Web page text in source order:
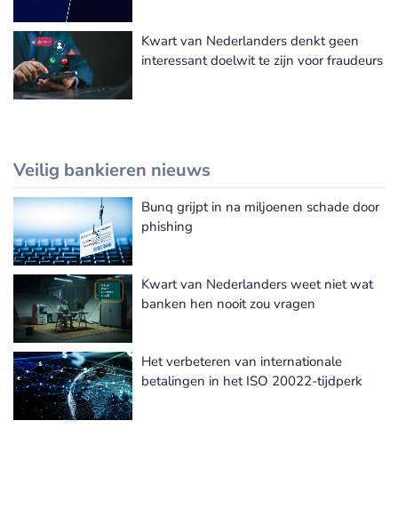
Kwart van Nederlanders denkt geen
interessant doelwit te zijn voor fraudeurs
Veilig bankieren nieuws
Bunq grijpt in na miljoenen schade door
phishing
Kwart van Nederlanders weet niet wat
banken hen nooit zou vragen
Het verbeteren van internationale
betalingen in het ISO 20022-tijdperk